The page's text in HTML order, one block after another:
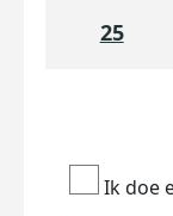
25
Ik doe